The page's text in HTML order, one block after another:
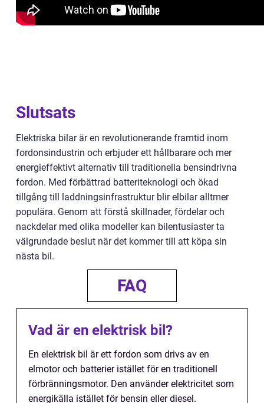
Slutsats
Elektriska bilar är en revolutionerande framtid inom
fordonsindustrin och erbjuder ett hållbarare och mer
energieffektivt alternativ till traditionella bensindrivna
fordon. Med förbättrad batteriteknologi och ökad
tillgång till laddningsinfrastruktur blir elbilar alltmer
populära. Genom att förstå skillnader, fördelar och
nackdelar med olika modeller kan bilentusiaster ta
välgrundade beslut när det kommer till att köpa sin
nästa bil.
FAQ
Vad är en elektrisk bil?
En elektrisk bil är ett fordon som drivs av en
elmotor och batterier istället för en traditionell
förbränningsmotor. Den använder elektricitet som
energikälla istället för bensin eller diesel.